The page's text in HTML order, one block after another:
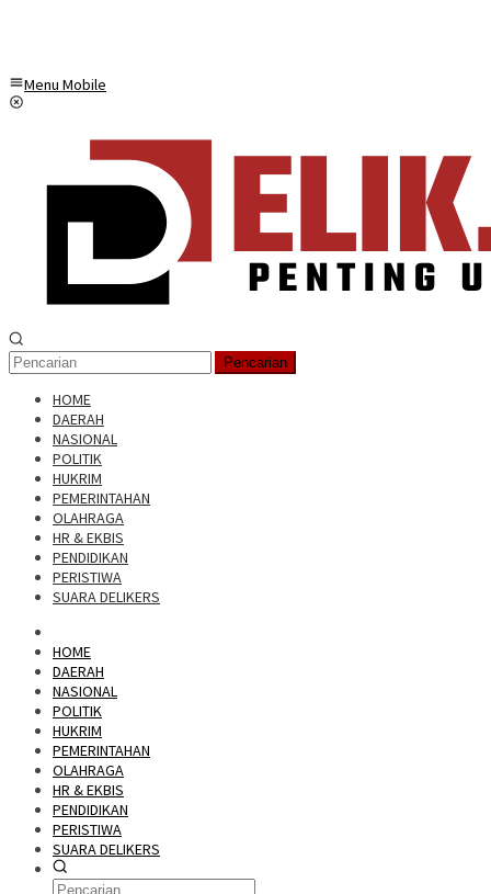
Menu Mobile
Pencarian
HOME
DAERAH
NASIONAL
POLITIK
HUKRIM
PEMERINTAHAN
OLAHRAGA
HR & EKBIS
PENDIDIKAN
PERISTIWA
SUARA DELIKERS
HOME
DAERAH
NASIONAL
POLITIK
HUKRIM
PEMERINTAHAN
OLAHRAGA
HR & EKBIS
PENDIDIKAN
PERISTIWA
SUARA DELIKERS